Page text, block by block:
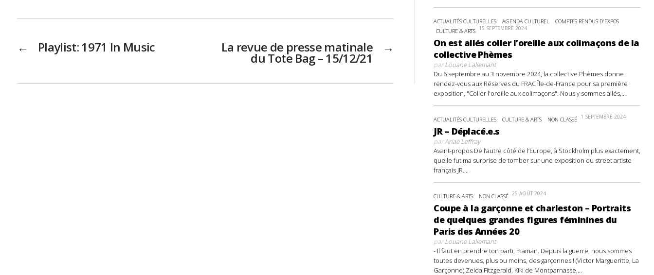
← Playlist: 1971 In Music →
La revue de presse matinale
du Tote Bag – 15/12/21
ACTUALITÉS CULTURELLES AGENDA CULTUREL
COMPTES RENDUS D'EXPOS
CULTURE & ARTS 15 SEPTEMBRE 2024
On est allés coller l’oreille aux colimaçons de la
collective Phèmes
parLouane Lallemant
Du 6 septembre au 3 novembre 2024, la collective Phèmes donne
rendez-vous aux Réserves du FRAC Île-de-France pour sa première
exposition, "Coller l'oreille aux colimaçons". Nous y sommes allés,...
ACTUALITÉS CULTURELLES CULTURE & ARTS NON CLASSÉ 1 SEPTEMBRE 2024
JR – Déplacé.e.s
parAnaë Leffray
Avant-propos De l’autre côté de l’Europe, à Stockholm plus exactement,
quelle fut ma surprise de tomber sur une exposition du street artiste
français JR....
CULTURE & ARTS NON CLASSÉ 25 AOÛT 2024
Coupe à la garçonne et charleston – Portraits
de quelques grandes figures féminines du
Paris des Années 20
parLouane Lallemant
- Il faut en prendre ton parti, maman. Depuis la guerre, nous sommes
toutes devenues, plus ou moins, des garçonnes ! (Victor Margueritte, La
Garçonne) Zelda Fitzgerald, Kiki de Montparnasse,...